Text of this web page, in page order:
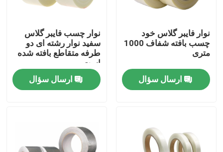
درخواست نقل قول
نوار چسب BOPP
نوار چسب PET
نوار فایبر گلاس خود
چسب بافته شفاف 1000
متری
ارسال سؤال
نوار چسب فایبر گلاس
سفید نوار رشته ای دو
طرفه متقاطع بافته شده
است
ارسال سؤال